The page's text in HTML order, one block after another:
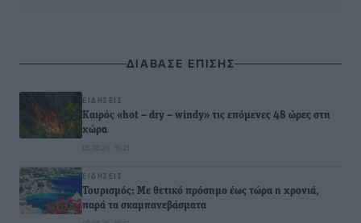
ΔΙΑΒΑΣΕ ΕΠΙΣΗΣ
ΕΙΔΉΣΕΙΣ
Καιρός «hot – dry – windy» τις επόμενες 48 ώρες στη
χώρα
08.08.26 · 19:21
ΕΙΔΉΣΕΙΣ
Τουρισμός: Με θετικό πρόσημο έως τώρα η χρονιά,
παρά τα σκαμπανεβάσματα